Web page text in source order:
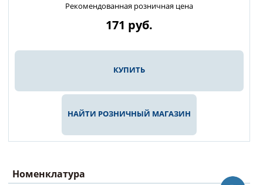
Рекомендованная розничная цена
171 руб.
КУПИТЬ
НАЙТИ РОЗНИЧНЫЙ МАГАЗИН
Номенклатура